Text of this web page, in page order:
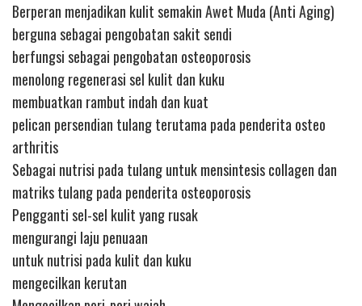
Berperan menjadikan kulit semakin Awet Muda (Anti Aging)
berguna sebagai pengobatan sakit sendi
berfungsi sebagai pengobatan osteoporosis
menolong regenerasi sel kulit dan kuku
membuatkan rambut indah dan kuat
pelican persendian tulang terutama pada penderita osteo
arthritis
Sebagai nutrisi pada tulang untuk mensintesis collagen dan
matriks tulang pada penderita osteoporosis
Pengganti sel-sel kulit yang rusak
mengurangi laju penuaan
untuk nutrisi pada kulit dan kuku
mengecilkan kerutan